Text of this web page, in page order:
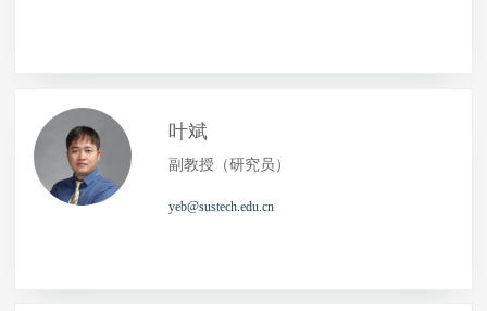
叶斌
副教授（研究员）
yeb@sustech.edu.cn